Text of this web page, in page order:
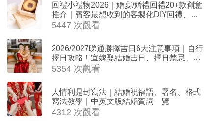
回禮小禮物2026｜婚宴/婚禮回禮20+款創意
推介｜賓客最想收到的客製化DIY回禮、姊
妹禮物（持續更新）
5447 次觀看
2026/2027睇通勝擇吉日6大注意事項｜自行
擇日攻略！宜嫁娶結婚吉日、擇日禁忌、相
沖生肖一覽
5354 次觀看
人情利是封寫法｜結婚祝福語、署名、格式
寫法教學｜中英文版結婚賀詞一覽
4312 次觀看